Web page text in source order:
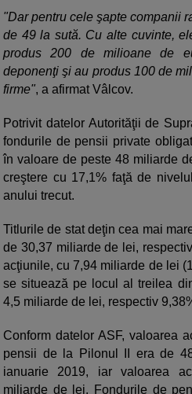
"Dar pentru cele şapte companii
de 49 la sută. Cu alte cuvinte,
produs 200 de milioane de
deponenţi şi au produs 100 de
firme", a afirmat Vâlcov.
Potrivit datelor Autorităţii de
fondurile de pensii private
în valoare de peste 48 miliarde
creştere cu 17,1% faţă de
anului trecut.
Titlurile de stat deţin cea mai
de 30,37 miliarde de lei,
acţiunile, cu 7,94 miliarde de lei
se situează pe locul al treilea
4,5 miliarde de lei, respectiv
Conform datelor ASF, valoarea
pensii de la Pilonul II era de
ianuarie 2019, iar valoarea
miliarde de lei. Fondurile de